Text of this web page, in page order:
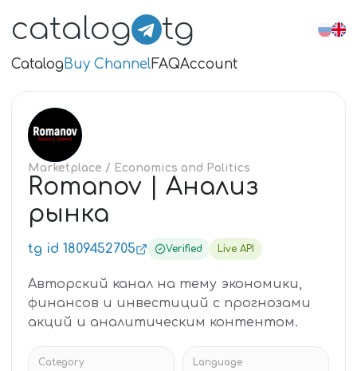
catalog tg
CatalogBuy ChannelFAQAccount
RO
Marketplace / Economics and Politics
Romanov | Анализ
рынка
tg id 1809452705 Verified Live API
Авторский канал на тему экономики,
финансов и инвестиций с прогнозами
акций и аналитическим контентом.
Category Language